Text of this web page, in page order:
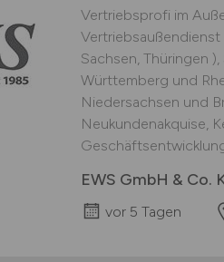
Vertriebsprofi im
Sachsen, Thüringen
Württemberg und
Niedersachsen und
Neukundenakquise,
EWS GmbH & Co.
vor 5 Tagen